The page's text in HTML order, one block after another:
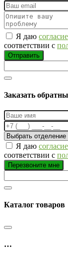
Я даю согласие
соответствии с
Отправить
Заказать
Я даю согласие
соответствии с
Перезвоните мне
Каталог товаров
…